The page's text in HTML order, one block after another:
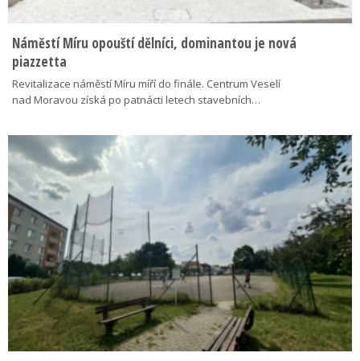
Náměstí Míru opouští dělníci, dominantou je nová
piazzetta
Revitalizace náměstí Míru míří do finále. Centrum Veselí
nad Moravou získá po patnácti letech stavebních…